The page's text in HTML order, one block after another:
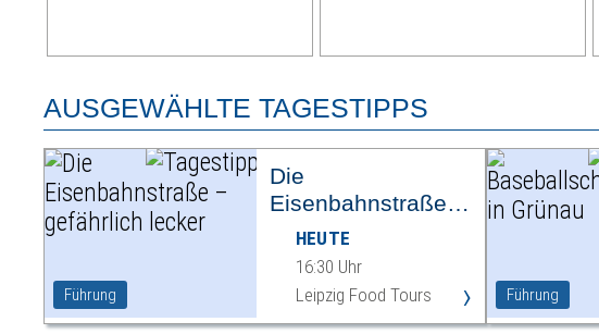
AUSGEWÄHLTE TAGESTIPPS
Führung
Die
Eisenbahnstraße –
gefährlich lecker
HEUTE
16:30 Uhr
Leipzig Food Tours
› Führung